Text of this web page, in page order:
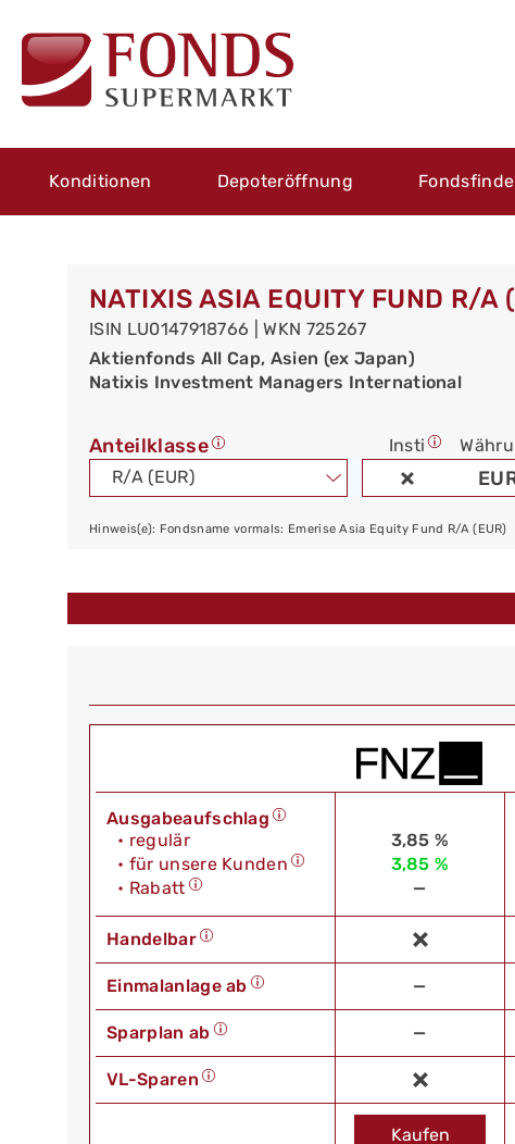
Konditionen Depoteröffnung
NATIXIS ASIA EQUITY FUND R/A
ISIN LU0147918766 | WKN 725267
Aktienfonds All Cap, Asien (ex Japan)
Natixis Investment Managers International
Anteilklasse Insti
R/A (EUR)
Hinweis(e): Fondsname vormals: Emerise Asia Equity Fund R/A (EUR)
Ausgabeaufschlag
• regulär
3,85 %
• für unsere Kunden
3,85 %
• Rabatt
—
Handelbar
Einmalanlage ab —
Sparplan ab —
VL-Sparen
Kaufen